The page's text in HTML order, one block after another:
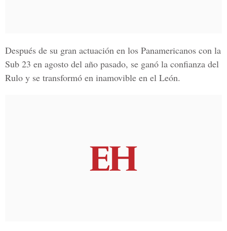
Después de su gran actuación en los Panamericanos con la
Sub 23 en agosto del año pasado, se ganó la confianza del
Rulo y se transformó en inamovible en el León.